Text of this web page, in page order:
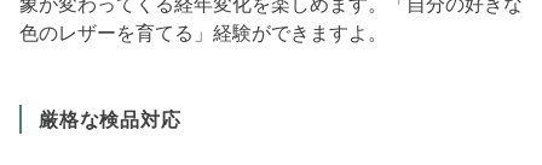
色のレザーを育てる」経験ができますよ。
厳格な検品対応